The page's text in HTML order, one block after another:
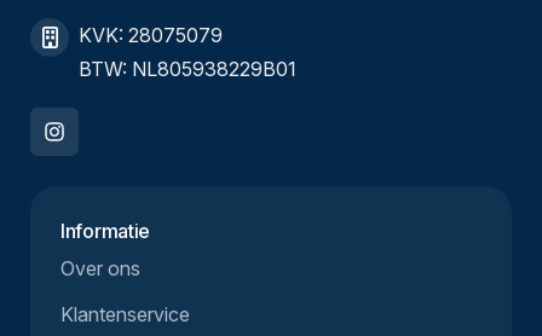
KVK: 28075079
BTW: NL805938229B01
Informatie
Over ons
Klantenservice